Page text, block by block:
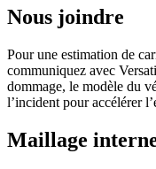
Nous joindre
Pour une estimation de
communiquez avec
dommage, le modèle du
l’incident pour accélérer
Maillage